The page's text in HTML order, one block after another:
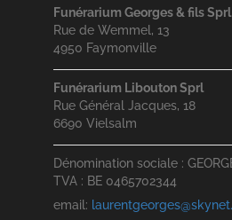
Funérarium Georges & fils Sprl
Rue de Wemmel, 13
4950 Faymonville
Funérarium Libouton Sprl
Rue Général Jacques, 18
6690 Vielsalm
Dénomination sociale :
TVA : BE 0465702344
email: